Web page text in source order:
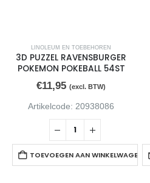
LINOLEUM EN TOEBEHOREN
3D PUZZEL RAVENSBURGER
POKEMON POKEBALL 54ST
€11,95 (excl. BTW)
Artikelcode: 20938086
TOEVOEGEN AAN WINKELWAGEN
€12,80 (excl. BTW)